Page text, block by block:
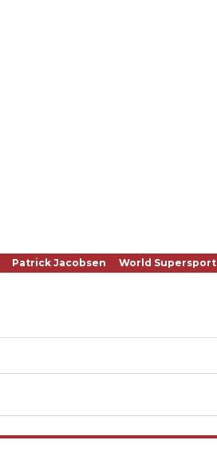
Patrick Jacobsen World Supersport